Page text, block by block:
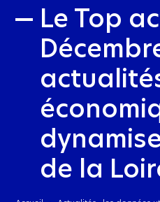
Le Top
de la